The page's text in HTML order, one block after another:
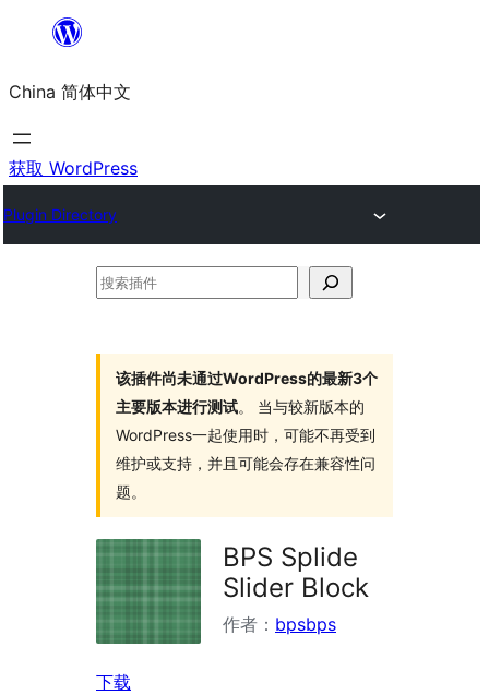
内
容
China 简体中文
获取 WordPress
Plugin Directory
搜
该插件尚未通过WordPress的最新3个
主要版本进行测试。 当与较新版本的
WordPress一起使用时，可能不再受到
维护或支持，并且可能会存在兼容性问
题。
BPS Splide
Slider Block
作者： bpsbps
下载